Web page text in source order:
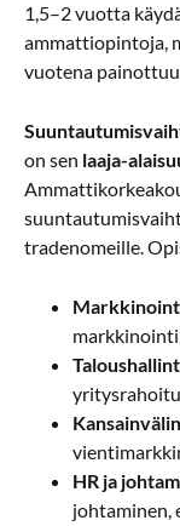
1,5–2 vuotta
ammattiopintoja,
vuotena
on sen laaja-
tradenomeille.
HR ja
johtaminen,